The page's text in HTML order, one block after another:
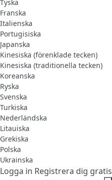
Tyska
Franska
Italienska
Portugisiska
Japanska
Kinesiska (förenklade tecken)
Kinesiska (traditionella tecken)
Koreanska
Ryska
Svenska
Turkiska
Nederländska
Litauiska
Grekiska
Polska
Ukrainska
Logga in Registrera dig gratis